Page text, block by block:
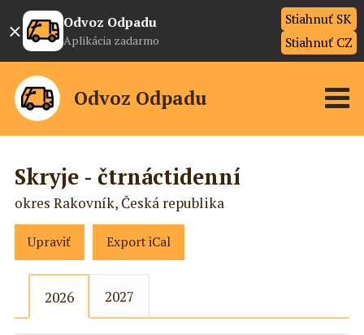
× Odvoz Odpadu
Aplikácia zadarmo
Stiahnuť SK
Stiahnuť CZ
Odvoz Odpadu
Skryje - čtrnáctidenní
okres Rakovník, Česká republika
Upraviť Export iCal
2026 2027